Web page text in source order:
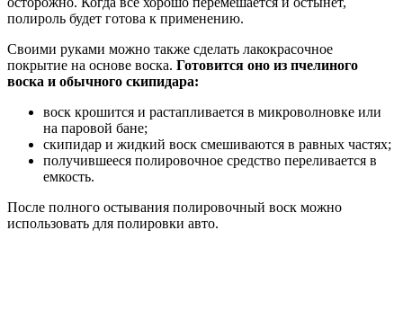
полироль будет готова к применению.
Своими руками можно также сделать лакокрасочное
покрытие на основе воска. Готовится оно из пчелиного
воска и обычного скипидара:
воск крошится и растапливается в микроволновке или
на паровой бане;
скипидар и жидкий воск смешиваются в равных частях;
получившееся полировочное средство переливается в
емкость.
После полного остывания полировочный воск можно
использовать для полировки авто.